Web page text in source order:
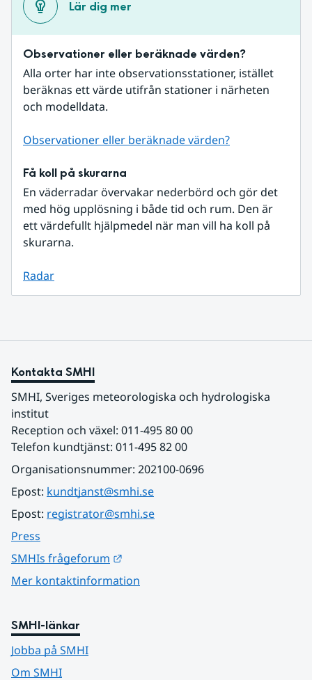
Lär dig mer
Observationer eller beräknade värden?
Alla orter har inte observationsstationer, istället
beräknas ett värde utifrån stationer i närheten
och modelldata.
Observationer eller beräknade värden?
Få koll på skurarna
En väderradar övervakar nederbörd och gör det
med hög upplösning i både tid och rum. Den är
ett värdefullt hjälpmedel när man vill ha koll på
skurarna.
Radar
Kontakta SMHI
SMHI, Sveriges meteorologiska och hydrologiska
institut
Reception och växel: 011-495 80 00
Telefon kundtjänst: 011-495 82 00
Organisationsnummer: 202100-0696
Epost: kundtjanst@smhi.se
Epost: registrator@smhi.se
Press
SMHIs frågeforum
Mer kontaktinformation
SMHI-länkar
Jobba på SMHI
Om SMHI